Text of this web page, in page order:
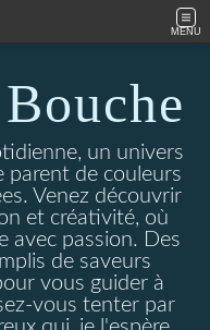
MENU
un univers
parent de couleurs
Venez découvrir
et créativité, où
avec passion. Des
de saveurs
vous guider à
vous tenter par